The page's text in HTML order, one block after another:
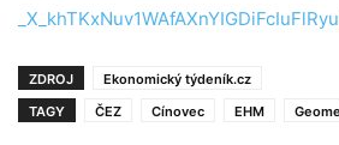
ZDROJ
Ekonomický týdeník.cz
TAGY
ČEZ Cínovec EHM